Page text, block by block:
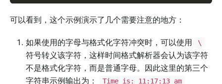
可以看到，这个示例演示了几个需要注意的地方：
如果使用的字母与格式化字符冲突时，可以使用 \
符号转义该字符，这样时间格式解析器会认为该字符
不是格式化字符，而是普通字母。因此这里的第三个
字符串示例输出为：
Time is: 11:17:13 am